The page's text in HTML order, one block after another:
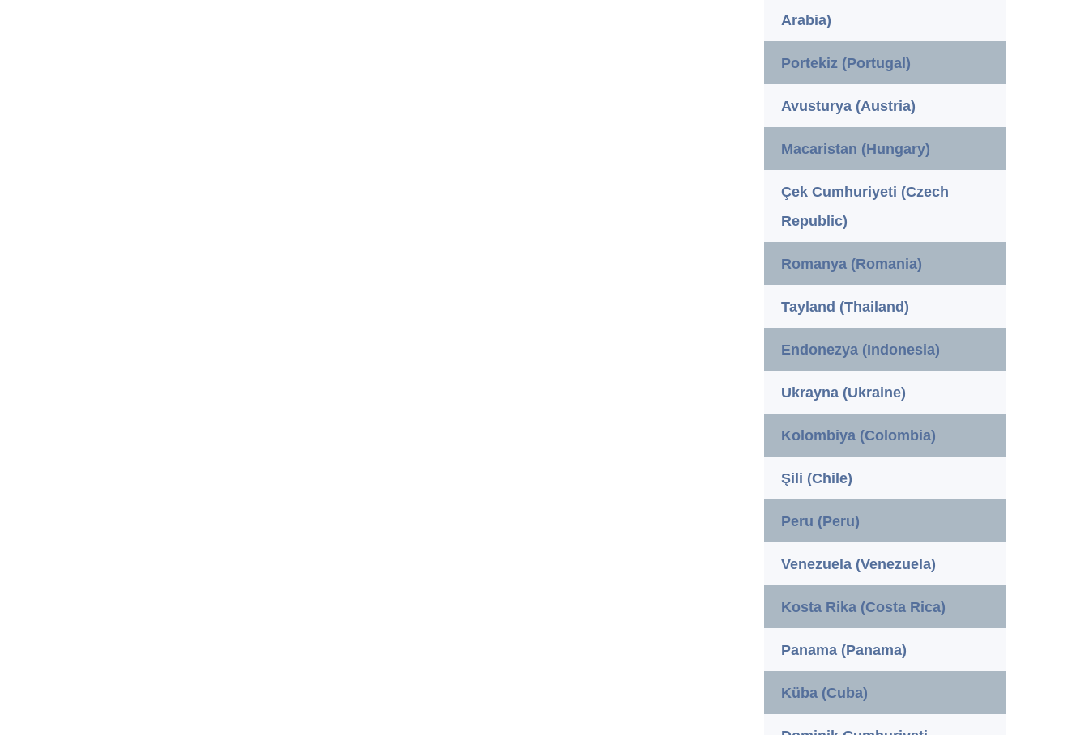
Arabia)
Portekiz (Portugal)
Avusturya (Austria)
Macaristan (Hungary)
Çek Cumhuriyeti (Czech
Republic)
Romanya (Romania)
Tayland (Thailand)
Endonezya (Indonesia)
Ukrayna (Ukraine)
Kolombiya (Colombia)
Şili (Chile)
Peru (Peru)
Venezuela (Venezuela)
Kosta Rika (Costa Rica)
Panama (Panama)
Küba (Cuba)